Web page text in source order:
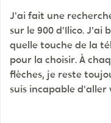
J'ai fait une
sur le 900 d'Ilico. J'ai
quelle touche de la
pour la choisir. À
flèches, je reste
suis incapable d'aller